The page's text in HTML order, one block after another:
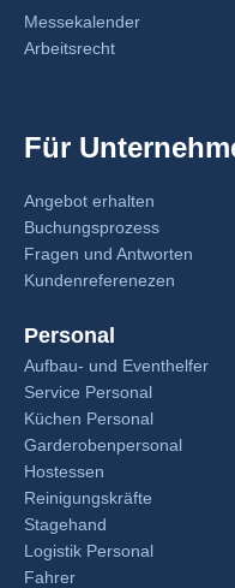
Messekalender
Arbeitsrecht
Für
Angebot erhalten
Buchungsprozess
Fragen und Antworten
Kundenreferenezen
Personal
Aufbau- und Eventhelfer
Service Personal
Küchen Personal
Garderobenpersonal
Hostessen
Reinigungskräfte
Stagehand
Logistik Personal
Fahrer